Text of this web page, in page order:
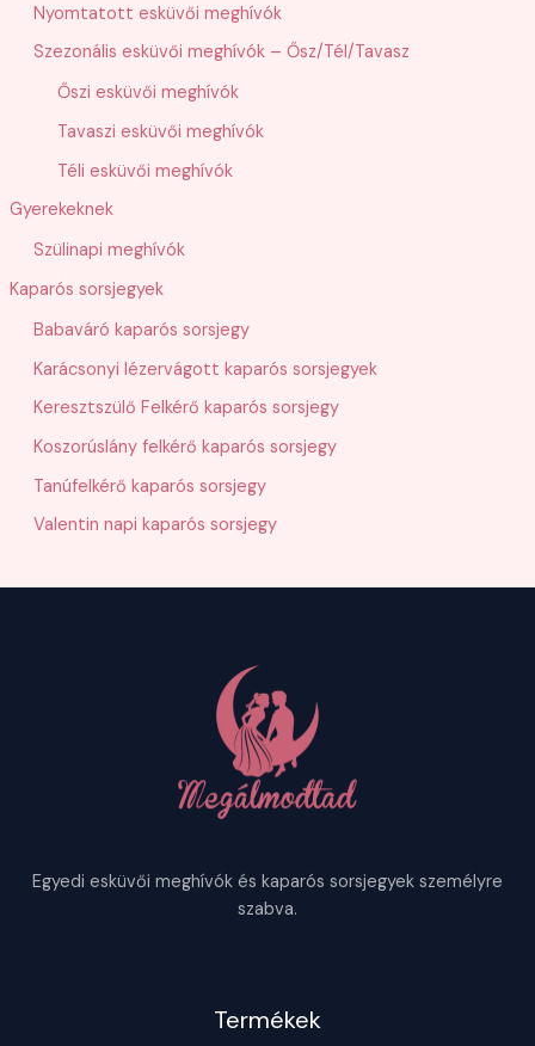
Nyomtatott esküvői meghívók
Szezonális esküvői meghívók – Ősz/Tél/Tavasz
Őszi esküvői meghívók
Tavaszi esküvői meghívók
Téli esküvői meghívók
Gyerekeknek
Szülinapi meghívók
Kaparós sorsjegyek
Babaváró kaparós sorsjegy
Karácsonyi lézervágott kaparós sorsjegyek
Keresztszülő Felkérő kaparós sorsjegy
Koszorúslány felkérő kaparós sorsjegy
Tanúfelkérő kaparós sorsjegy
Valentin napi kaparós sorsjegy
Egyedi esküvői meghívók és kaparós sorsjegyek személyre
szabva.
Termékek